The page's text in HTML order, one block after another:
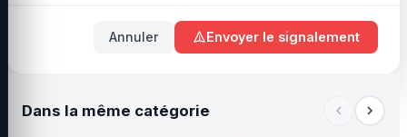
Annuler Envoyer le signalement
Dans la même catégorie